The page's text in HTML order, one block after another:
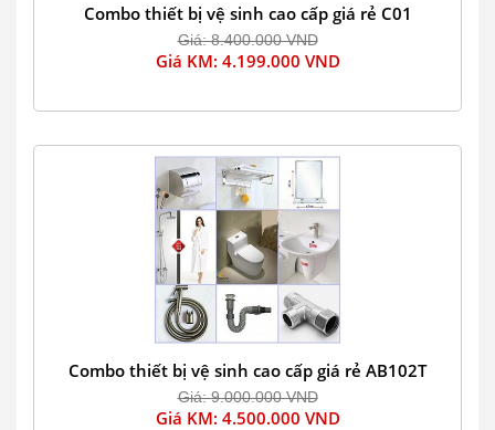
Combo thiết bị vệ sinh cao cấp giá rẻ C01
Giá: 8.400.000 VND
Giá KM: 4.199.000 VND
Combo thiết bị vệ sinh cao cấp giá rẻ AB102T
Giá: 9.000.000 VND
Giá KM: 4.500.000 VND